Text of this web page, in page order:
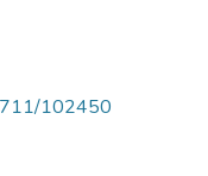
102450